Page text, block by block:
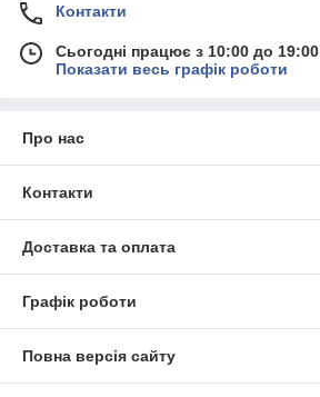
Контакти
Сьогодні працює з 10:00 до 19:00
Показати весь графік роботи
Про нас
Контакти
Доставка та оплата
Графік роботи
Повна версія сайту